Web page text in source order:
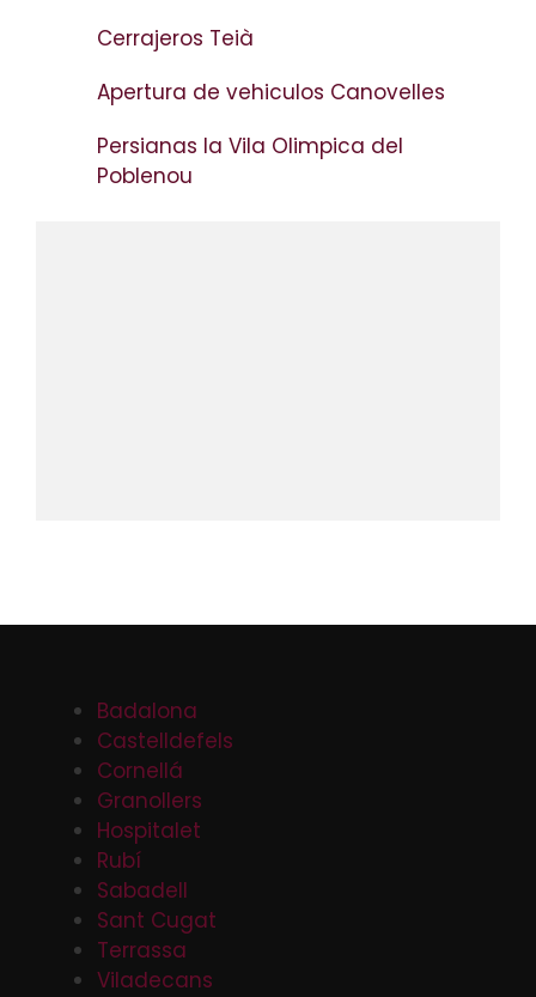
Cerrajeros Teià
Apertura de vehiculos Canovelles
Persianas la Vila Olimpica del
Poblenou
Badalona
Castelldefels
Cornellá
Granollers
Hospitalet
Rubí
Sabadell
Sant Cugat
Terrassa
Viladecans